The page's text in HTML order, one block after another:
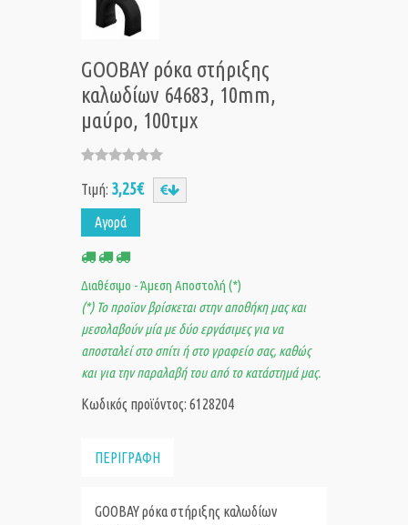
GOOBAY ρόκα στήριξης
καλωδίων 64683, 10mm,
μαύρο, 100τμχ
Τιμή: 3,25€
Αγορά
Διαθέσιμο - Άμεση Αποστολή (*)
(*) Το προϊον βρίσκεται στην αποθήκη μας και
μεσολαβούν μία με δύο εργάσιμες για να
αποσταλεί στο σπίτι ή στο γραφείο σας, καθώς
και για την παραλαβή του από το κατάστημά μας.
Κωδικός προϊόντος: 6128204
ΠΕΡΙΓΡΑΦΗ
GOOBAY ρόκα στήριξης καλωδίων